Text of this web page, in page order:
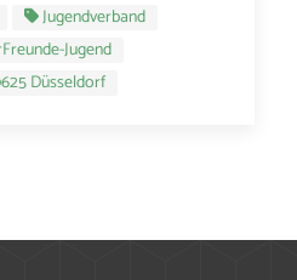
Jugendverband
Jugend
Düsseldorf